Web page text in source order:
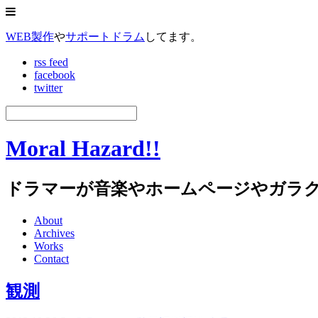
WEB製作やサポートドラム してます。
rss feed
facebook
twitter
Moral Hazard!!
ドラマーが音楽やホームページやガラ
About
Archives
Works
Contact
観測